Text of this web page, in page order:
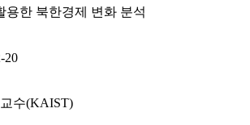
용한 북한경제 변화 분석
20
수(KAIST)